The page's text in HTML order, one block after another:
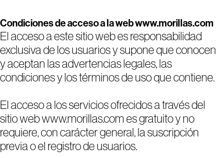
Condiciones de acceso a la web www.morillas.com
El acceso a este sitio web es responsabilidad
exclusiva de los usuarios y supone que conocen
y aceptan las advertencias legales, las
condiciones y los términos de uso que contiene.
El acceso a los servicios ofrecidos a través del
sitio web www.morillas.com es gratuito y no
requiere, con carácter general, la suscripción
previa o el registro de usuarios.